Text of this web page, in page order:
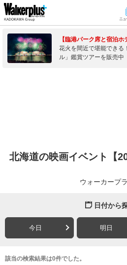
ニュ
【臨港パーク席と宿泊ホ
花火を間近で堪能できる
ル」鑑賞ツアーを販売中
北海道の映画イベント【
ウォーカープ
日付から
今日 明日
該当の検索結果は0件でした。